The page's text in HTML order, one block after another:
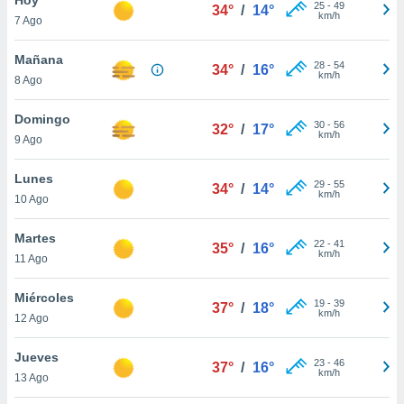
en
más
nuestra
de
cookies
aceptar
7 Ago
34° / 14° 25- 49
km/h
Mañana
8 Ago
34° / 16° 28- 54
km/h
Domingo
9 Ago
32° / 17° 30- 56
km/h
Lunes
10 Ago
34° / 14° 29- 55
km/h
Martes
11 Ago
35° / 16° 22- 41
km/h
Miércoles
12 Ago
37° / 18° 19- 39
km/h
Jueves
13 Ago
37° / 16° 23- 46
km/h